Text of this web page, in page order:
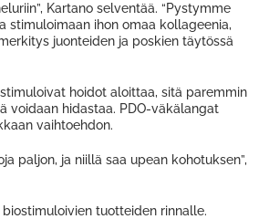
Kartano selventää. “Pystymme
stimuloimaan ihon omaa kollageenia,
juonteiden ja poskien täytössä
hoidot aloittaa, sitä paremmin
voidaan hidastaa. PDO-väkälangat
vaihtoehdon.
paljon, ja niillä saa upean kohotuksen”,
tuotteiden rinnalle.